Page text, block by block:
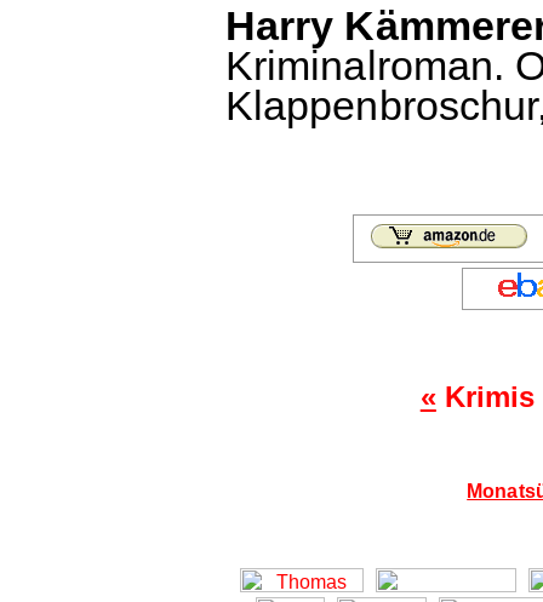
Harry
Kriminalroman.
«Krimis